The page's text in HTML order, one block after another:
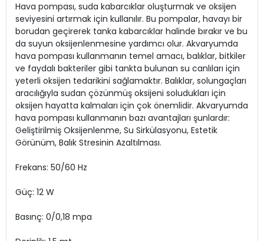
Hava pompası, suda kabarcıklar oluşturmak ve oksijen
seviyesini artırmak için kullanılır. Bu pompalar, havayı bir
borudan geçirerek tanka kabarcıklar halinde bırakır ve bu
da suyun oksijenlenmesine yardımcı olur. Akvaryumda
hava pompası kullanmanın temel amacı, balıklar, bitkiler
ve faydalı bakteriler gibi tankta bulunan su canlıları için
yeterli oksijen tedarikini sağlamaktır. Balıklar, solungaçları
aracılığıyla sudan çözünmüş oksijeni soludukları için
oksijen hayatta kalmaları için çok önemlidir. Akvaryumda
hava pompası kullanmanın bazı avantajları şunlardır:
Geliştirilmiş Oksijenlenme, Su Sirkülasyonu, Estetik
Görünüm, Balık Stresinin Azaltılması.
Frekans: 50/60 Hz
Güç: 12 W
Basınç: 0/0,18 mpa